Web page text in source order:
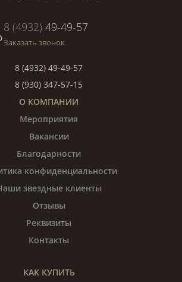
8 (4932) 49-49-57
Заказать звонок
8 (4932) 49-49-57
8 (930) 347-57-15
О КОМПАНИИ
Мероприятия
Вакансии
Благодарности
конфиденциальности
звездные клиенты
Отзывы
Реквизиты
Контакты
КАК КУПИТЬ